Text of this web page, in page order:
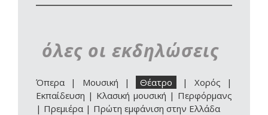
όλες οι εκδηλώσεις
Όπερα | Μουσική | Θέατρο | Χορός |
Εκπαίδευση | Κλασική μουσική | Περφόρμανς
| Πρεμιέρα | Πρώτη εμφάνιση στην Ελλάδα